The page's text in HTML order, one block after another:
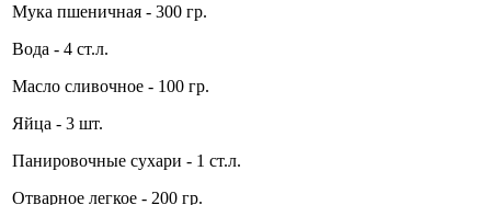
Мука пшеничная - 300 гр.
Вода - 4 ст.л.
Масло сливочное - 100 гр.
Яйца - 3 шт.
Панировочные сухари - 1 ст.л.
Отварное легкое - 200 гр.